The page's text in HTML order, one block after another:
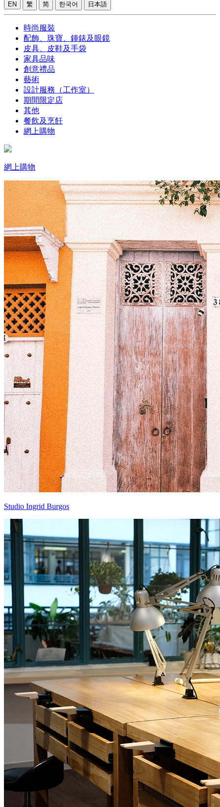
EN 繁 简 한국어 日本語
時尚服裝
配飾、珠寶、鐘錶及眼鏡
皮具、皮鞋及手袋
家具品味
創意禮品
藝術
設計服務（工作室）
期間限定店
其他
餐飲及烹飪
網上購物
網上購物
Studio Ingrid Burgos